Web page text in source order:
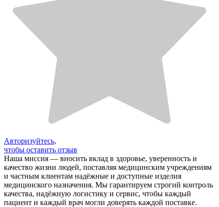
Авторизуйтесь,
чтобы оставить отзыв
Наша миссия — вносить вклад в здоровье, уверенность и
качество жизни людей, поставляя медицинским учреждениям
и частным клиентам надёжные и доступные изделия
медицинского назначения. Мы гарантируем строгий контроль
качества, надёжную логистику и сервис, чтобы каждый
пациент и каждый врач могли доверять каждой поставке.